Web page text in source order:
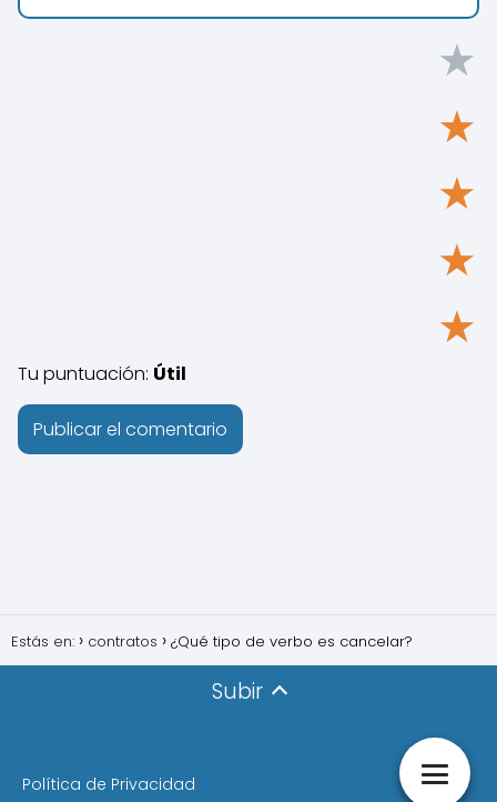
★
★
★
★
★
Tu puntuación: Útil
Estás en: contratos ¿Qué tipo de verbo es cancelar?
Subir
Política de Privacidad